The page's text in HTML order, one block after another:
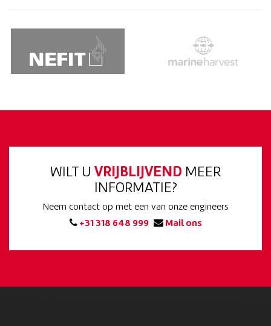
WILT U VRIJBLIJVEND MEER
INFORMATIE?
Neem contact op met een van onze engineers
+31 318 648 999
Mail ons